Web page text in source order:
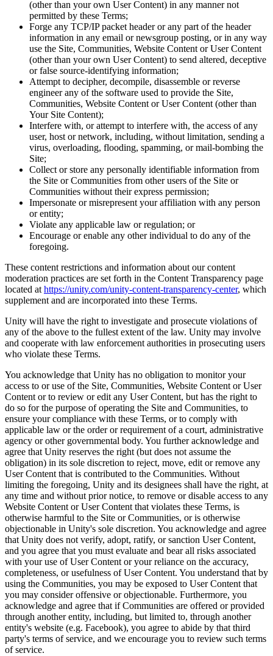
(other than your own User Content) in any manner not
permitted by these Terms;
Forge any TCP/IP packet header or any part of the header
information in any email or newsgroup posting, or in any way
use the Site, Communities, Website Content or User Content
(other than your own User Content) to send altered, deceptive
or false source-identifying information;
Attempt to decipher, decompile, disassemble or reverse
engineer any of the software used to provide the Site,
Communities, Website Content or User Content (other than
Your Site Content);
Interfere with, or attempt to interfere with, the access of any
user, host or network, including, without limitation, sending a
virus, overloading, flooding, spamming, or mail-bombing the
Site;
Collect or store any personally identifiable information from
the Site or Communities from other users of the Site or
Communities without their express permission;
Impersonate or misrepresent your affiliation with any person
or entity;
Violate any applicable law or regulation; or
Encourage or enable any other individual to do any of the
foregoing.
These content restrictions and information about our content
moderation practices are set forth in the Content Transparency page
located at https://unity.com/unity-content-transparency-center, which
supplement and are incorporated into these Terms.
Unity will have the right to investigate and prosecute violations of
any of the above to the fullest extent of the law. Unity may involve
and cooperate with law enforcement authorities in prosecuting users
who violate these Terms.
You acknowledge that Unity has no obligation to monitor your
access to or use of the Site, Communities, Website Content or User
Content or to review or edit any User Content, but has the right to
do so for the purpose of operating the Site and Communities, to
ensure your compliance with these Terms, or to comply with
applicable law or the order or requirement of a court, administrative
agency or other governmental body. You further acknowledge and
agree that Unity reserves the right (but does not assume the
obligation) in its sole discretion to reject, move, edit or remove any
User Content that is contributed to the Communities. Without
limiting the foregoing, Unity and its designees shall have the right, at
any time and without prior notice, to remove or disable access to any
Website Content or User Content that violates these Terms, is
otherwise harmful to the Site or Communities, or is otherwise
objectionable in Unity's sole discretion. You acknowledge and agree
that Unity does not verify, adopt, ratify, or sanction User Content,
and you agree that you must evaluate and bear all risks associated
with your use of User Content or your reliance on the accuracy,
completeness, or usefulness of User Content. You understand that by
using the Communities, you may be exposed to User Content that
you may consider offensive or objectionable. Furthermore, you
acknowledge and agree that if Communities are offered or provided
through another entity, including, but limited to, through another
entity's website (e.g. Facebook), you agree to abide by that third
party's terms of service, and we encourage you to review such terms
of service.